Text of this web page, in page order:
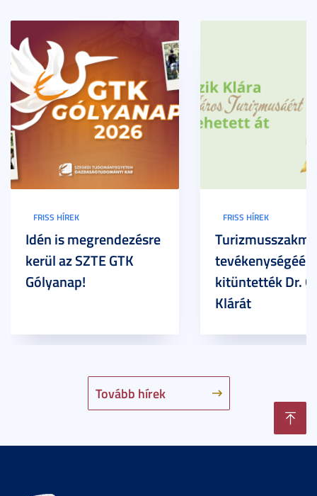
Tovább hírek
FRISS HÍREK
Idén is megrendezésre
kerül az SZTE GTK
Gólyanap!
FRISS HÍREK
tevékenységéért
kitüntették Dr.
Klárát